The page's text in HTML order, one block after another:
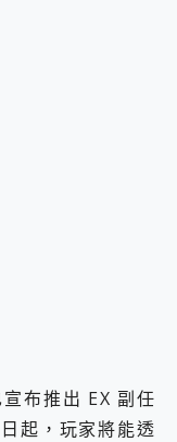
布推出 EX 副任
起，玩家將能透